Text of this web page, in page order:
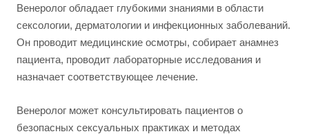
Венеролог обладает глубокими знаниями в области
сексологии, дерматологии и инфекционных заболеваний.
Он проводит медицинские осмотры, собирает анамнез
пациента, проводит лабораторные исследования и
назначает соответствующее лечение.
Венеролог может консультировать пациентов о
безопасных сексуальных практиках и методах